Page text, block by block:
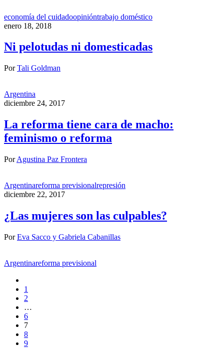
economía del cuidadoopinióntrabajo doméstico
enero 18, 2018
Ni pelotudas ni domesticadas
PorTali Goldman
Argentina
diciembre 24, 2017
La reforma tiene cara de macho:
feminismo o reforma
PorAgustina Paz Frontera
Argentinareforma previsionalrepresión
diciembre 22, 2017
¿Las mujeres son las culpables?
PorEva Sacco y Gabriela Cabanillas
Argentinareforma previsional
1
2
…
6
7
8
9